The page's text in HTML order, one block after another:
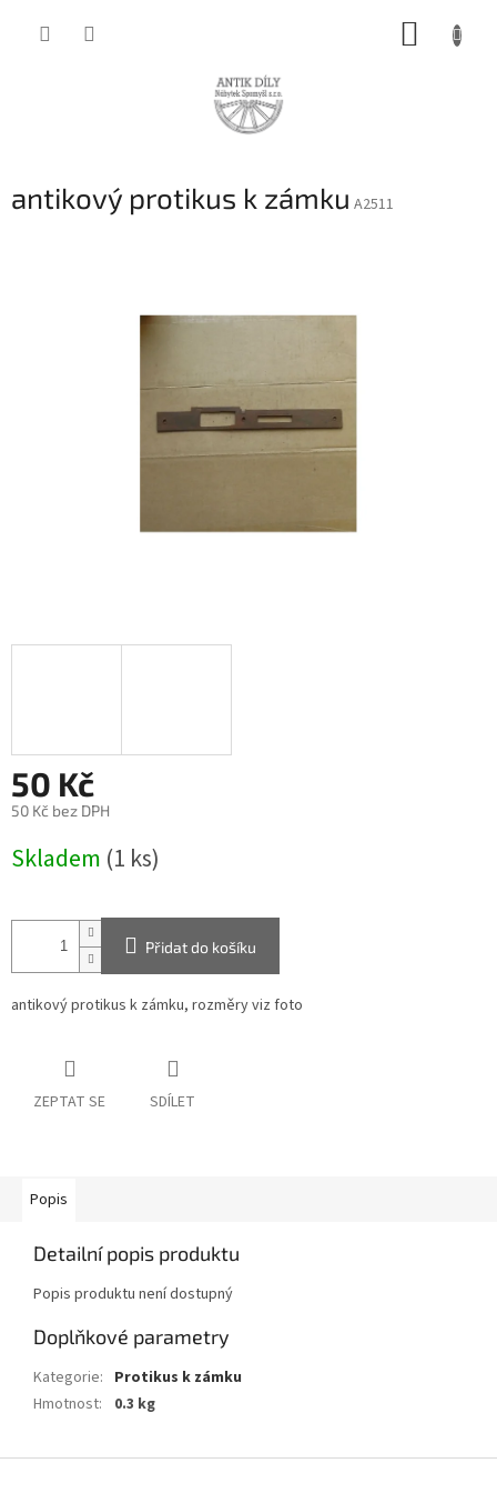
antikový protikus k zámku A2511
50 Kč
50 Kč bez DPH
cena:
Skladem (1 ks)
Přidat do košíku
antikový protikus k zámku, rozměry viz foto
ZEPTAT SE SDÍLET
Popis
Detailní popis produktu
Popis produktu není dostupný
Doplňkové parametry
Kategorie: Protikus k zámku
Hmotnost: 0.3 kg